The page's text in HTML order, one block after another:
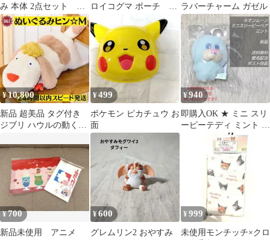
み 本体 2点セット 着
脱式
ロイコグマ ポーチ カ
プセルトイ ガチャ
ラバーチャーム ガゼル
¥10,800
新品 超美品 タグ付き
ジブリ ハウルの動く城
ア
¥499
ポケモン ピカチュウ お
面
¥940
即購入OK ★ ミニ スリ
ーピーテディ ミント 新
品 未使用 レア スクバ
¥700
新品未使用 アニメ
¥600
グレムリン2 おやすみ
¥ 999
未使用モンチッチ×クロ